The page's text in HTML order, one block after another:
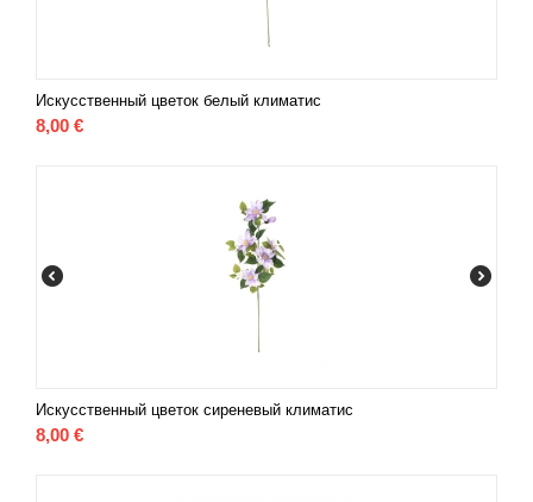
Искусственный цветок белый климатис
8,00 €
Искусственный цветок сиреневый климатис
8,00 €